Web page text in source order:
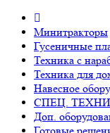
Минитракторы
Гусеничные
Техника с
Техника для
Навесное
СПЕЦ.
Доп.